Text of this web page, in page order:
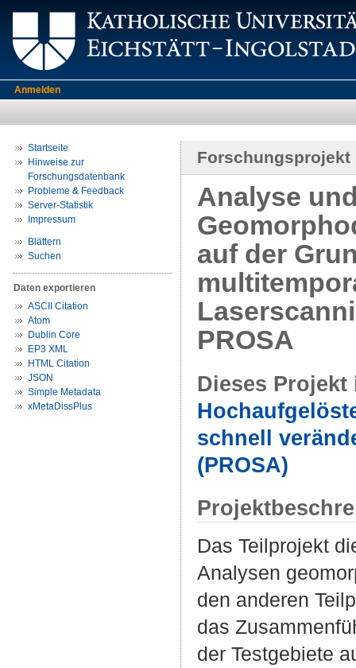
Anmelden
Startseite
Hinweise zur
Forschungsdatenbank
Probleme & Feedback
Server-Statistik
Impressum
Blättern
Suchen
Daten exportieren
ASCII Citation
Atom
Dublin Core
EP3 XML
HTML Citation
JSON
Simple Metadata
xMetaDissPlus
Forschungsprojekt
Analyse
auf der
PROSA
Dieses
schnell
(PROSA)
Das Teilprojekt
Analysen
den anderen
das
der Testgebiete